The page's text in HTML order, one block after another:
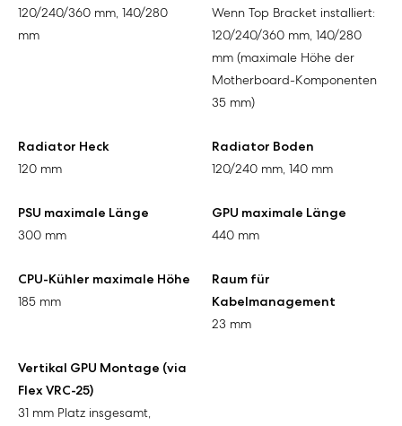
120/240/360 mm, 140/280
mm
Wenn Top Bracket installiert:
120/240/360 mm, 140/280
mm (maximale Höhe der
Motherboard-Komponenten
35 mm)
Radiator Heck
120 mm
Radiator Boden
120/240 mm, 140 mm
PSU maximale Länge
300 mm
GPU maximale Länge
440 mm
CPU-Kühler maximale Höhe
185 mm
Raum für
Kabelmanagement
23 mm
Vertikal GPU Montage (via
Flex VRC-25)
31 mm Platz insgesamt,